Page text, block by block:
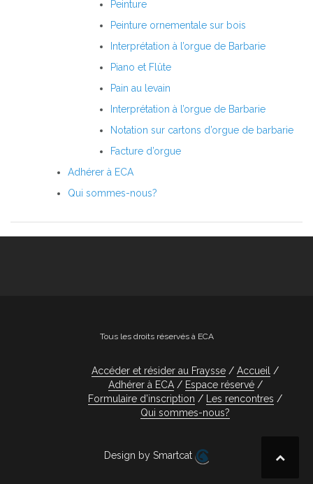
Peinture
Peinture ornementale sur bois
Interprétation à l’orgue de Barbarie
Piano et Flûte
Pain au levain
Interprétation à l’orgue de Barbarie
Notation sur cartons d’orgue de barbarie
Facture d’orgue
Adhérer à ECA
Qui sommes-nous?
Tous les droits réservés à ECA
Accéder et résider au Fraysse
Accueil
Adhérer à ECA
Espace réservé
Formulaire d’inscription
Les rencontres
Qui sommes-nous?
Design by Smartcat